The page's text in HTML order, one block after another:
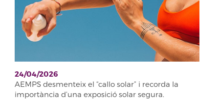
24/04/2026
AEMPS desmenteix el “callo solar” i recorda la
importància d’una exposició solar segura.